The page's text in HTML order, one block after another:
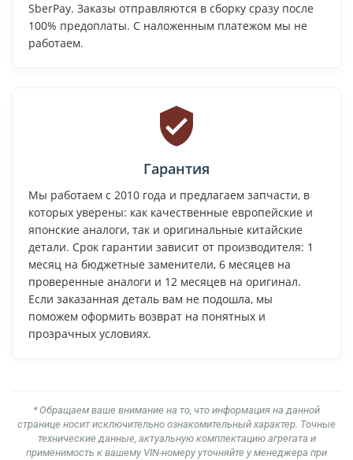
SberPay. Заказы отправляются в сборку сразу после
100% предоплаты. С наложенным платежом мы не
работаем.
Гарантия
Мы работаем с 2010 года и предлагаем запчасти, в
которых уверены: как качественные европейские и
японские аналоги, так и оригинальные китайские
детали. Срок гарантии зависит от производителя: 1
месяц на бюджетные заменители, 6 месяцев на
проверенные аналоги и 12 месяцев на оригинал.
Если заказанная деталь вам не подошла, мы
поможем оформить возврат на понятных и
прозрачных условиях.
* Обращаем ваше внимание на то, что информация на данной
странице носит исключительно ознакомительный характер. Точные
технические данные, актуальную комплектацию агрегата и
применимость к вашему VIN-номеру уточняйте у менеджера при